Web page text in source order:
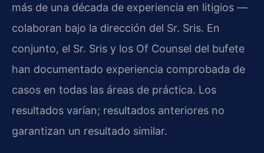
más de una década de experiencia en litigios —
colaboran bajo la dirección del Sr. Sris. En
conjunto, el Sr. Sris y los Of Counsel del bufete
han documentado experiencia comprobada de
casos en todas las áreas de práctica. Los
resultados varían; resultados anteriores no
garantizan un resultado similar.